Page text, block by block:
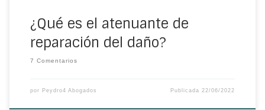
¿Qué es el atenuante de
reparación del daño?
7 Comentarios
por Peydro4 Abogados Publicada22/06/2022